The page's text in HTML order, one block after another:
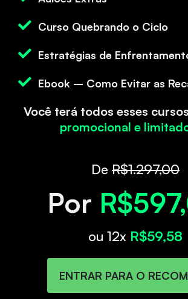
Curso Quebrando o Ciclo
Estratégias de
Ebook – Como Evitar as
Você terá todos esses
promocional e
De R$1.297,00
Por
ou 12x R$59,58
ENTRAR PARA O